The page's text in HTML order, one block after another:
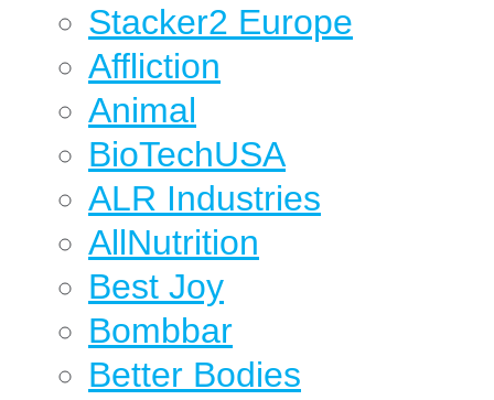
Stacker2 Europe
Affliction
Animal
BioTechUSA
ALR Industries
AllNutrition
Best Joy
Bombbar
Better Bodies